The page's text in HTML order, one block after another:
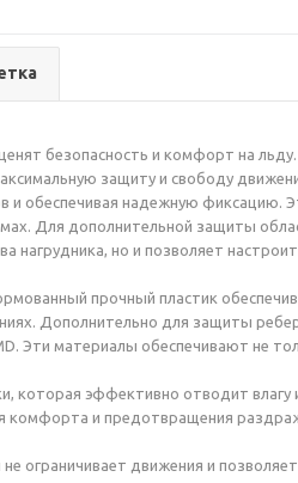
безопасность и комфорт на
защиту и свободу
обеспечивая надежную фиксацию.
Для дополнительной защиты
нагрудника, но и позволяет
прочный пластик
Дополнительно для защиты
Эти материалы обеспечивают не
которая эффективно отводит влагу
комфорта и предотвращения
ограничивает движения и